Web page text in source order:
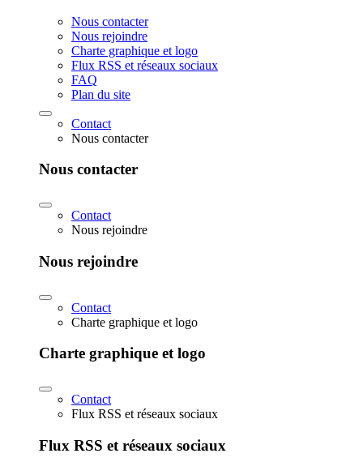
Nous contacter
Nous rejoindre
Charte graphique et logo
Flux RSS et réseaux sociaux
FAQ
Plan du site
Contact
Nous contacter
Nous contacter
Contact
Nous rejoindre
Nous rejoindre
Contact
Charte graphique et logo
Charte graphique et logo
Contact
Flux RSS et réseaux sociaux
Flux RSS et réseaux sociaux